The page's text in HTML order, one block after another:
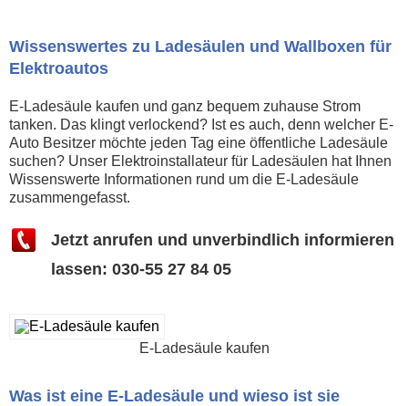
Wissenswertes zu Ladesäulen und Wallboxen für
Elektroautos
E-Ladesäule kaufen und ganz bequem zuhause Strom
tanken. Das klingt verlockend? Ist es auch, denn welcher E-
Auto Besitzer möchte jeden Tag eine öffentliche Ladesäule
suchen? Unser Elektroinstallateur für Ladesäulen hat Ihnen
Wissenswerte Informationen rund um die E-Ladesäule
zusammengefasst.
Jetzt anrufen und unverbindlich informieren
lassen: 030-55 27 84 05
E-Ladesäule kaufen
Was ist eine E-Ladesäule und wieso ist sie